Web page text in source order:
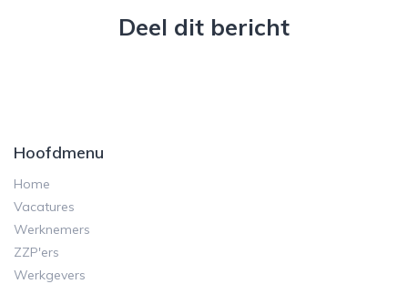
Deel dit bericht
Hoofdmenu
Home
Vacatures
Werknemers
ZZP'ers
Werkgevers